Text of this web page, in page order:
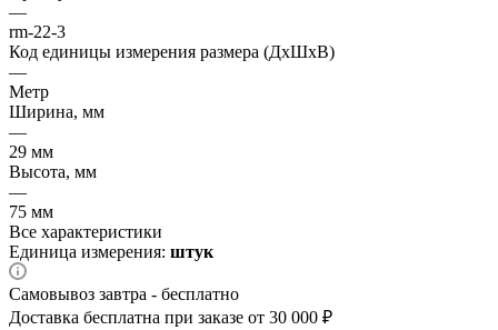
—
rm-22-3
Код единицы измерения размера (ДхШхВ)
—
Метр
Ширина, мм
—
29 мм
Высота, мм
—
75 мм
Все характеристики
Единица измерения: штук
Самовывоз завтра - бесплатно
Доставка бесплатна при заказе от 30 000 ₽